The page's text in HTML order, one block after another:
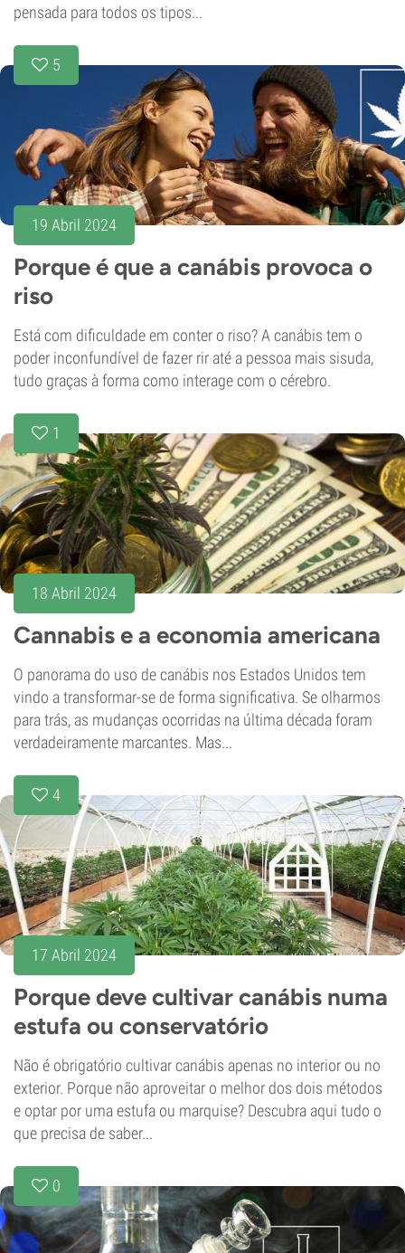
pensada para todos os tipos...
5
19 Abril 2024
Porque é que a canábis provoca o
riso
Está com dificuldade em conter o riso? A canábis tem o
poder inconfundível de fazer rir até a pessoa mais sisuda,
tudo graças à forma como interage com o cérebro.
1
18 Abril 2024
Cannabis e a economia americana
O panorama do uso de canábis nos Estados Unidos tem
vindo a transformar-se de forma significativa. Se olharmos
para trás, as mudanças ocorridas na última década foram
verdadeiramente marcantes. Mas...
4
17 Abril 2024
Porque deve cultivar canábis numa
estufa ou conservatório
Não é obrigatório cultivar canábis apenas no interior ou no
exterior. Porque não aproveitar o melhor dos dois métodos
e optar por uma estufa ou marquise? Descubra aqui tudo o
que precisa de saber...
0